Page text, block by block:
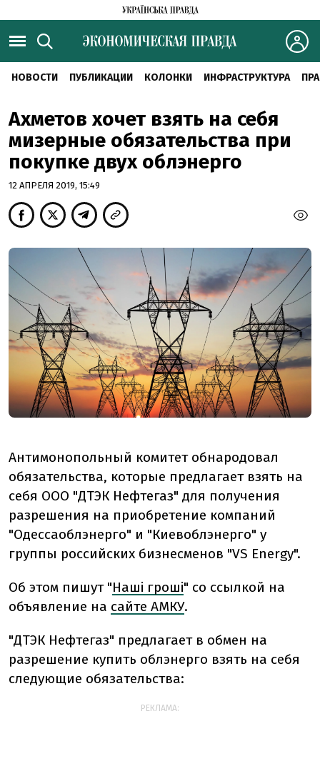
НОВОСТИ ПУБЛИКАЦИИ КОЛОНКИ ИНФРАСТРУКТУРА
Ахметов хочет взять на себя
мизерные обязательства при
покупке двух облэнерго
12 АПРЕЛЯ 2019, 15:49
Антимонопольный комитет обнародовал
обязательства, которые предлагает взять на
себя ООО "ДТЭК Нефтегаз" для получения
разрешения на приобретение компаний
"Одессаоблэнерго" и "Киевоблэнерго" у
группы российских бизнесменов "VS Energy".
Об этом пишут "Наші гроші" со ссылкой на
объявление на сайте АМКУ.
"ДТЭК Нефтегаз" предлагает в обмен на
разрешение купить облэнерго взять на себя
следующие обязательства:
РЕКЛАМА: